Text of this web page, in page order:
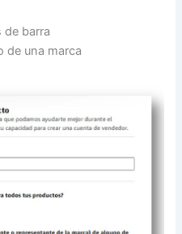
de barra
de una marca